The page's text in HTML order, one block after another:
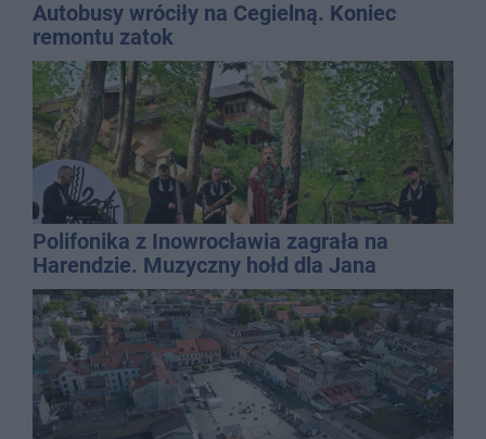
Autobusy wróciły na Cegielną. Koniec
remontu zatok
Polifonika z Inowrocławia zagrała na
Harendzie. Muzyczny hołd dla Jana
Kasprowicza